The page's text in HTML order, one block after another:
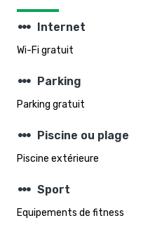
steppers Internet
Wi-Fi gratuit
steppers Parking
Parking gratuit
steppers Piscine ou plage
Piscine extérieure
steppers Sport
Equipements de fitness